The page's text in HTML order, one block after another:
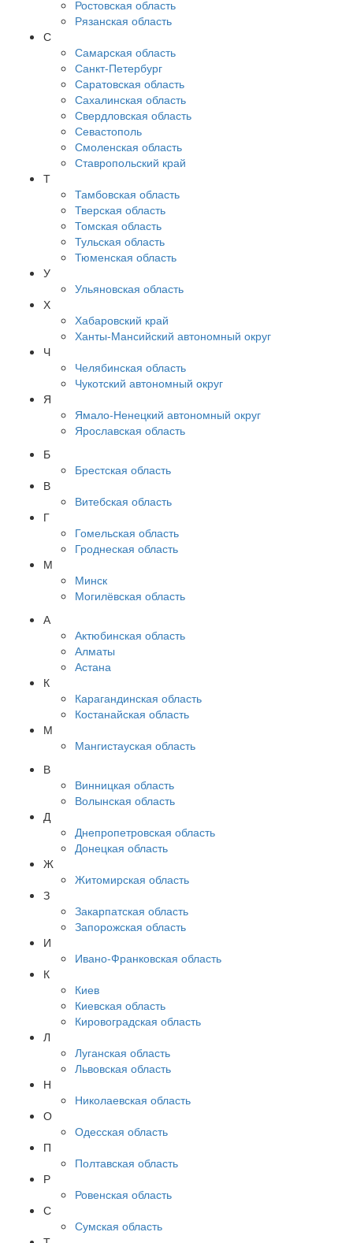
Ростовская область
Рязанская область
С
Самарская область
Санкт-Петербург
Саратовская область
Сахалинская область
Свердловская область
Севастополь
Смоленская область
Ставропольский край
Т
Тамбовская область
Тверская область
Томская область
Тульская область
Тюменская область
У
Ульяновская область
Х
Хабаровский край
Ханты-Мансийский автономный округ
Ч
Челябинская область
Чукотский автономный округ
Я
Ямало-Ненецкий автономный округ
Ярославская область
Б
Брестская область
В
Витебская область
Г
Гомельская область
Гроднеская область
М
Минск
Могилёвская область
А
Актюбинская область
Алматы
Астана
К
Карагандинская область
Костанайская область
М
Мангистауская область
В
Винницкая область
Волынская область
Д
Днепропетровская область
Донецкая область
Ж
Житомирская область
З
Закарпатская область
Запорожская область
И
Ивано-Франковская область
К
Киев
Киевская область
Кировоградская область
Л
Луганская область
Львовская область
Н
Николаевская область
О
Одесская область
П
Полтавская область
Р
Ровенская область
С
Сумская область